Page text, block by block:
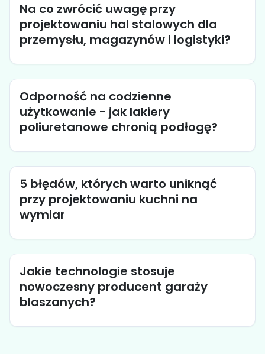
Na co zwrócić uwagę przy
projektowaniu hal stalowych dla
przemysłu, magazynów i logistyki?
Odporność na codzienne
użytkowanie - jak lakiery
poliuretanowe chronią podłogę?
5 błędów, których warto uniknąć
przy projektowaniu kuchni na
wymiar
Jakie technologie stosuje
nowoczesny producent garaży
blaszanych?